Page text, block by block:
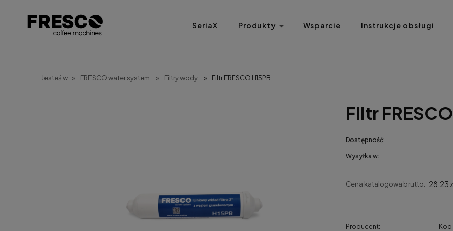
SeriaX Produkty Wsparcie Instrukcje obsługi
Jesteś w: » FRESCO water system » Filtry wody » Filtr FRESCO H15PB
Filtr
Dostępność:
Wysyłka w:
Cena katalogowa brutto: 28,23
Producent: